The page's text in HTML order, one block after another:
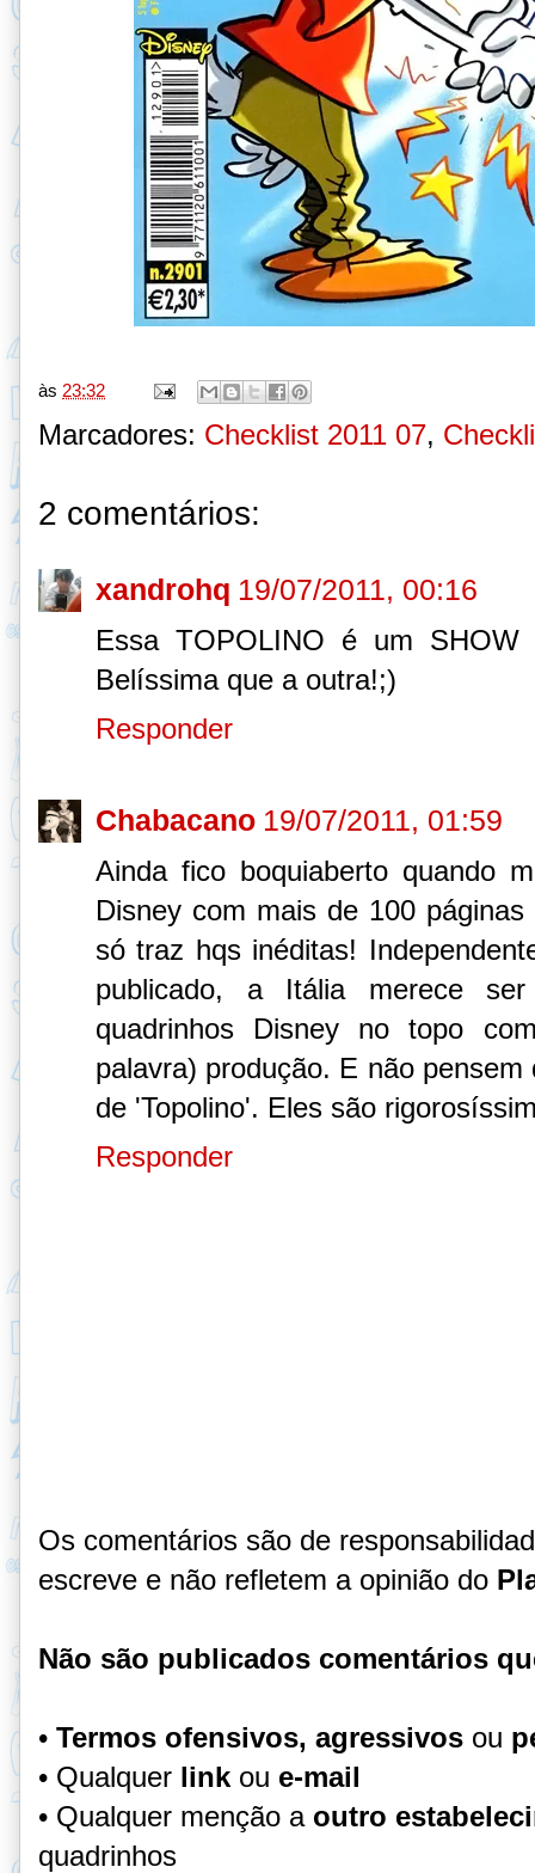
às 23:32
Marcadores: Checklist 2011 07,
2 comentários:
xandrohq 19/07/2011, 00:16
Essa TOPOLINO é um
Belíssima que a outra!;)
Responder
Chabacano 19/07/2011, 01:59
Ainda fico boquiaberto quando
Disney com mais de 100
só traz hqs inéditas!
publicado, a Itália merece
quadrinhos Disney no topo
palavra) produção. E não
de 'Topolino'. Eles são
Responder
Os comentários são de
escreve e não refletem a opinião do
Não são publicados comentários
• Termos ofensivos, agressivos ou
• Qualquer link ou e-mail
• Qualquer menção a outro
quadrinhos